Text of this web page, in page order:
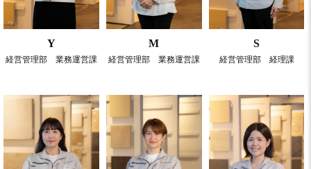
Y
経営管理部 業務運営課
M
経営管理部 業務運営課
S
経営管理部 経理課